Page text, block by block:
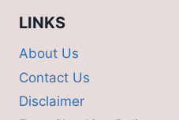
LINKS
About Us
Contact Us
Disclaimer